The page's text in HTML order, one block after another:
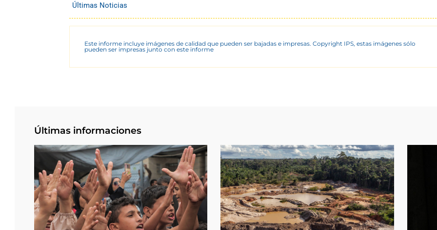
Últimas Noticias
Este informe incluye imágenes de calidad que pueden ser bajadas e impresas. Copyright IPS, estas imágenes sólo
pueden ser impresas junto con este informe
Últimas informaciones